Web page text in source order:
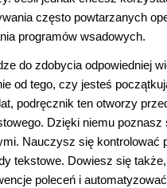
często powtarzanych
programów wsadowych.
do zdobycia odpowiedniej
od tego, czy jesteś
podręcznik ten otworzy
Dzięki niemu
Nauczysz się
tekstowe. Dowiesz się
poleceń i